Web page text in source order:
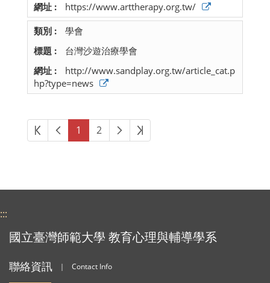
https://www.arttherapy.org.tw/
學會
台灣沙遊治療學會
http://www.sandplay.org.tw/article_cat.p
hp?type=news
第一頁上一頁
1 2 下一頁最後頁
:::
國立臺灣師範大學 教育心理與輔導學系
聯絡資訊 ｜ Contact Info